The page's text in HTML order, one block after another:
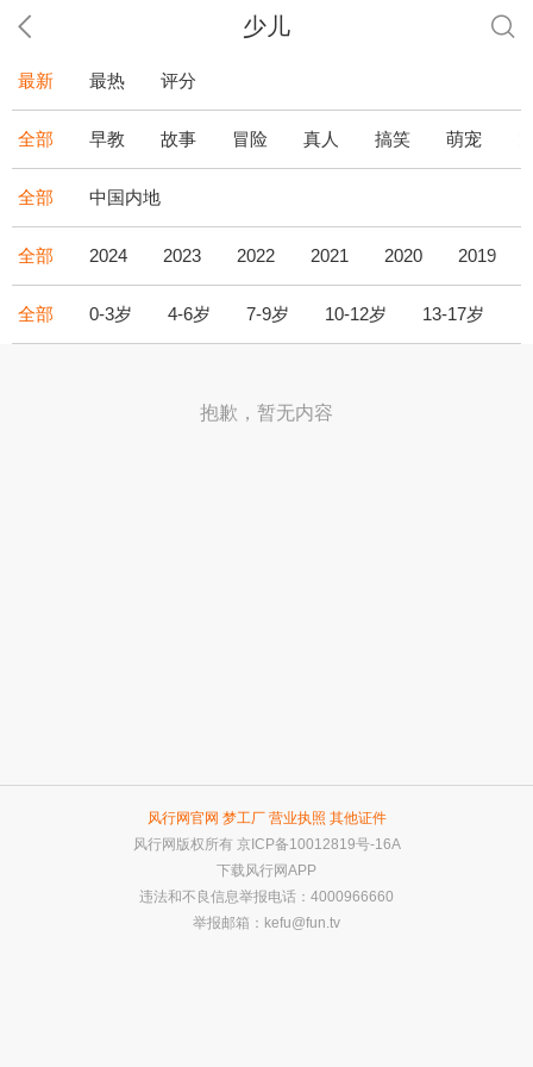
少儿
最新 最热 评分
全部 早教 故事 冒险 真人 搞笑 萌宠
全部 中国内地
全部 2024 2023 2022 2021 2020 2019
全部 0-3岁 4-6岁 7-9岁 10-12岁 13-17岁
抱歉，暂无内容
风行网官网 梦工厂 营业执照 其他证件
风行网版权所有 京ICP备10012819号-16A
下载风行网APP
违法和不良信息举报电话：4000966660
举报邮箱： kefu@fun.tv